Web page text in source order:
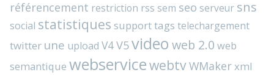
référencement restriction rss sem seo serveur sns
social statistiques supporttags telechargement
twitter une upload V4V5video web 2.0 web
semantique webservicewebtvWMakerxml